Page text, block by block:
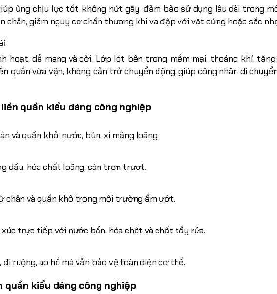
ủng chịu lực tốt, không nứt gãy, đảm bảo sử dụng lâu dài trong
chân, giảm nguy cơ chấn thương khi va đập với vật cứng hoặc sắc
hoạt, dễ mang và cởi. Lớp lót bên trong mềm mại, thoáng khí,
quần vừa vặn, không cản trở chuyển động, giúp công nhân di
quần kiểu dáng công nghiệp
và quần khỏi nước, bùn, xi măng loãng.
dầu, hóa chất loãng, sàn trơn trượt.
chân và quần khô trong môi trường ẩm ướt.
trực tiếp với nước bẩn, hóa chất và chất tẩy rửa.
ruộng, ao hồ mà vẫn bảo vệ toàn diện cơ thể.
quần kiểu dáng công nghiệp